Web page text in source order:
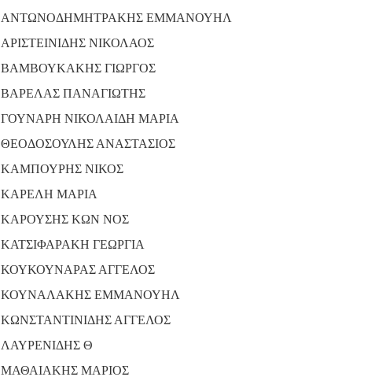
ΑΝΤΩΝΟΔΗΜΗΤΡΑΚΗΣ ΕΜΜΑΝΟΥΗΛ
ΑΡΙΣΤΕΙΝΙΔΗΣ ΝΙΚΟΛΑΟΣ
ΒΑΜΒΟΥΚΑΚΗΣ ΓΙΩΡΓΟΣ
ΒΑΡΕΛΑΣ ΠΑΝΑΓΙΩΤΗΣ
ΓΟΥΝΑΡΗ ΝΙΚΟΛΑΙΔΗ ΜΑΡΙΑ
ΘΕΟΔΟΣΟΥΛΗΣ ΑΝΑΣΤΑΣΙΟΣ
ΚΑΜΠΟΥΡΗΣ ΝΙΚΟΣ
ΚΑΡΕΛΗ ΜΑΡΙΑ
ΚΑΡΟΥΣΗΣ ΚΩΝ ΝΟΣ
ΚΑΤΣΙΦΑΡΑΚΗ ΓΕΩΡΓΙΑ
ΚΟΥΚΟΥΝΑΡΑΣ ΑΓΓΕΛΟΣ
ΚΟΥΝΑΛΑΚΗΣ ΕΜΜΑΝΟΥΗΛ
ΚΩΝΣΤΑΝΤΙΝΙΔΗΣ ΑΓΓΕΛΟΣ
ΛΑΥΡΕΝΙΔΗΣ Θ
ΜΑΘΑΙΑΚΗΣ ΜΑΡΙΟΣ